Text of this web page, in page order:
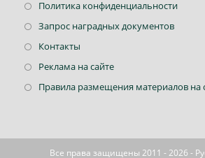
Политика конфиденциальности
Запрос наградных документов
Контакты
в
Реклама на сайтеОткроется
в
Правила размещения материалов на
Все права защищены 2011 - 2026 -